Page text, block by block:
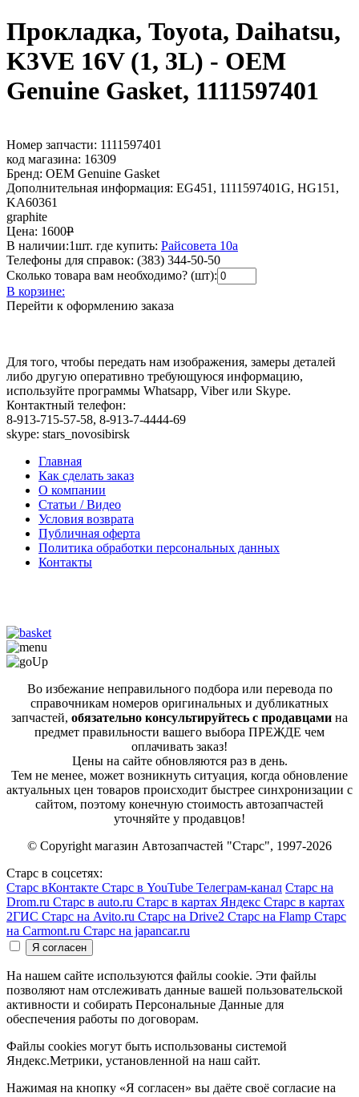
Прокладка, Toyota, Daihatsu,
K3VE 16V (1, 3L) - OEM
Genuine Gasket, 1111597401
Номер запчасти: 1111597401
код магазина: 16309
Бренд: OEM Genuine Gasket
Дополнительная информация: EG451, 1111597401G, HG151,
KA60361
graphite
Цена: 1600Р
В наличии:1шт. где купить: Райсовета 10а
Телефоны для справок: (383) 344-50-50
Сколько товара вам необходимо? (шт):
В корзине:
Перейти к оформлению заказа
Для того, чтобы передать нам изображения, замеры деталей
либо другую оперативно требующуюся информацию,
используйте программы Whatsapp, Viber или Skype.
Контактный телефон:
8-913-715-57-58, 8-913-7-4444-69
skype: stars_novosibirsk
Главная
Как сделать заказ
О компании
Статьи / Видео
Условия возврата
Публичная оферта
Политика обработки персональных данных
Контакты
Во избежание неправильного подбора или перевода по
справочникам номеров оригинальных и дубликатных
запчастей, обязательно консультируйтесь с продавцами на
предмет правильности вашего выбора ПРЕЖДЕ чем
оплачивать заказ!
Цены на сайте обновляются раз в день.
Тем не менее, может возникнуть ситуация, когда обновление
актуальных цен товаров происходит быстрее синхронизации с
сайтом, поэтому конечную стоимость автозапчастей
уточняйте у продавцов!
© Copyright магазин Автозапчастей "Старс", 1997-2026
Старс в соцсетях:
Старс вКонтакте Старс в YouTube Телеграм-канал Старс на
Drom.ru Старс в auto.ru Старс в картах Яндекс Старс в картах
2ГИС Старс на Avito.ru Старс на Drive2 Старс на Flamp Старс
на Carmont.ru Старс на japancar.ru
На нашем сайте используются файлы cookie. Эти файлы
позволяют нам отслеживать данные вашей пользовательской
активности и собирать Персональные Данные для
обеспечения работы по договорам.
Файлы cookies могут быть использованы системой
Яндекс.Метрики, установленной на наш сайт.
Нажимая на кнопку «Я согласен» вы даёте своё согласие на